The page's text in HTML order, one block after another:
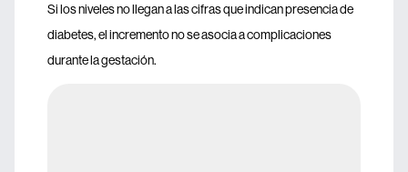
Si los niveles no llegan a las cifras que indican presencia de
diabetes, el incremento no se asocia a complicaciones
durante la gestación.